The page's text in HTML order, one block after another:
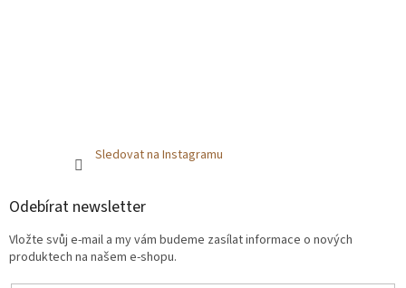
Sledovat na Instagramu
Odebírat newsletter
Vložte svůj e-mail a my vám budeme zasílat informace o nových
produktech na našem e-shopu.